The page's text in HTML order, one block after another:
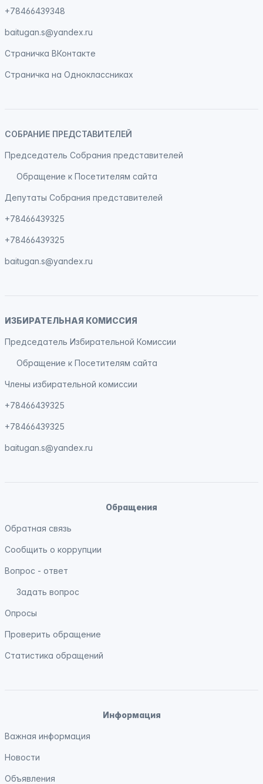
+78466439348
baitugan.s@yandex.ru
Страничка ВКонтакте
Страничка на Одноклассниках
СОБРАНИЕ ПРЕДСТАВИТЕЛЕЙ
Председатель Собрания представителей
Обращение к Посетителям сайта
Депутаты Собрания представителей
+78466439325
+78466439325
baitugan.s@yandex.ru
ИЗБИРАТЕЛЬНАЯ КОМИССИЯ
Председатель Избирательной Комиссии
Обращение к Посетителям сайта
Члены избирательной комиссии
+78466439325
+78466439325
baitugan.s@yandex.ru
Обращения
Обратная связь
Сообщить о коррупции
Вопрос - ответ
Задать вопрос
Опросы
Проверить обращение
Статистика обращений
Информация
Важная информация
Новости
Объявления